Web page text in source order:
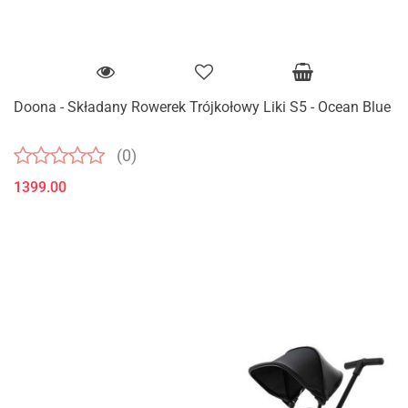
Doona - Składany Rowerek Trójkołowy Liki S5 - Ocean Blue
(0)
1399.00